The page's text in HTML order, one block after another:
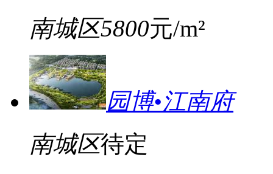
南城区5800元/m²
园博•江南府
南城区待定